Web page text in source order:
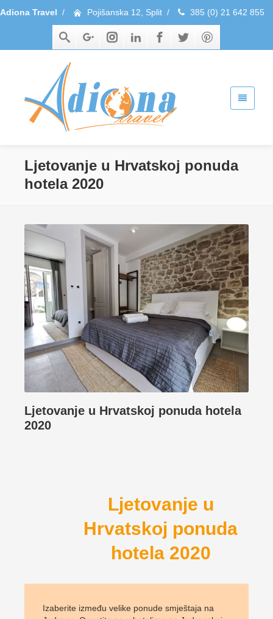
Adiona Travel / Pojišanska 12, Split / 385 (0) 21 642 855
Ljetovanje u Hrvatskoj ponuda
hotela 2020
Ljetovanje u Hrvatskoj ponuda hotela
2020
Ljetovanje u
Hrvatskoj ponuda
hotela 2020
Izaberite između velike ponude smještaja na